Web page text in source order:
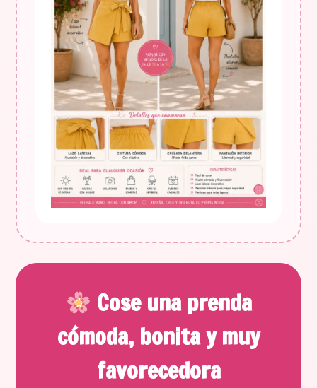
Cose una prenda
cómoda, bonita y muy
favorecedora